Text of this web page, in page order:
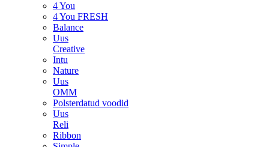
4 You
4 You FRESH
Balance
Uus
Creative
Intu
Nature
Uus
OMM
Polsterdatud voodid
Uus
Reli
Ribbon